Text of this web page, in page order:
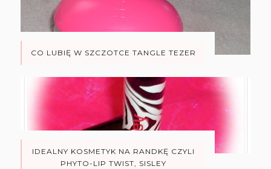
CO LUBIĘ W SZCZOTCE TANGLE TEZER
IDEALNY KOSMETYK NA RANDKĘ CZYLI
PHYTO-LIP TWIST, SISLEY